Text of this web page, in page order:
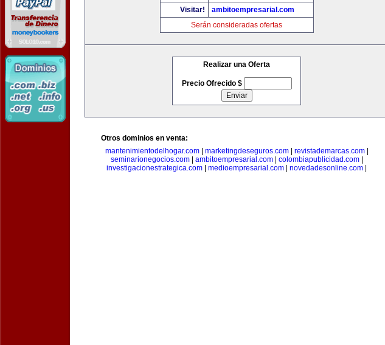
Visitar!
ambitoempresarial.com
Serán consideradas ofertas
Realizar una Oferta
Precio Ofrecido $
Otros dominios en venta:
mantenimientodelhogar.com| marketingdeseguros.com| revistademarcas.com|
seminarionegocios.com| ambitoempresarial.com| colombiapublicidad.com|
investigacionestrategica.com
medioempresarial.com novedadesonline.com